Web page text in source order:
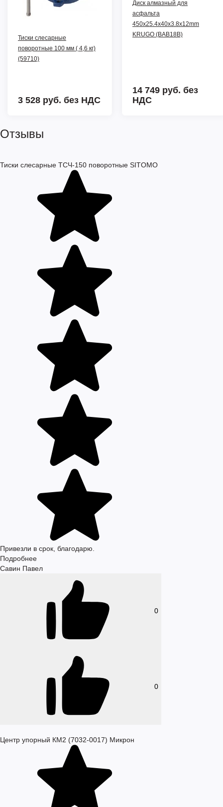
Тиски слесарные
поворотные 100 мм ( 4,6 кг)
(59710)
3 528 руб. без НДС
Диск алмазный для
асфальта
450x25.4x40x3.8x12mm
KRUGO (BAB18B)
14 749 руб. без
НДС
Отзывы
Тиски слесарные ТСЧ-150 поворотные SITOMO
Привезли в срок, благодарю.
Подробнее
Савин Павел
0
0
Центр упорный КМ2 (7032-0017) Микрон